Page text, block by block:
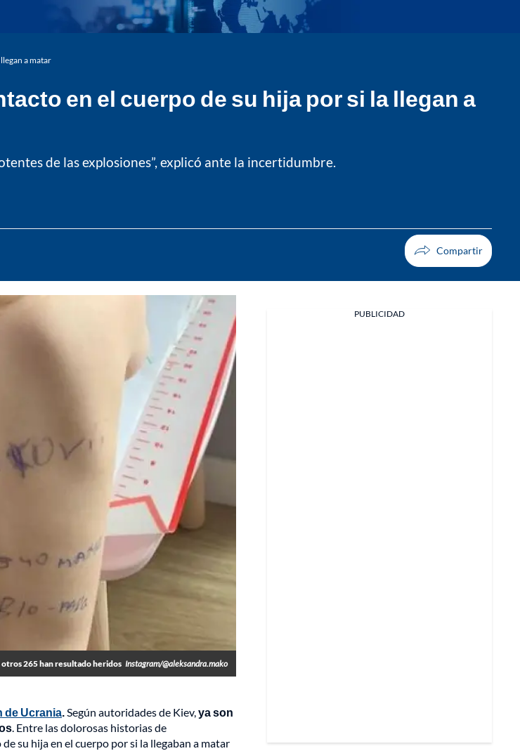
a matar
en el cuerpo de su hija por si la llegan a
de las explosiones”, explicó ante la incertidumbre.
otros 265 han resultado heridos Instagram/@aleksandra.mako
de Ucrania.Según autoridades de Kiev,ya son
. Entre las dolorosas historias de
su hija en el cuerpo por si la llegaban a matar
PUBLICIDAD